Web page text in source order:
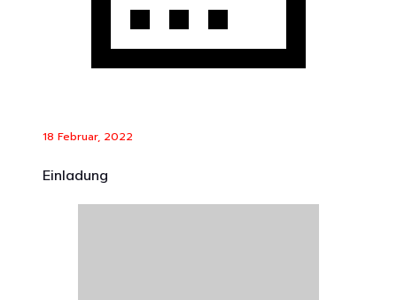
18 Februar, 2022
Einladung